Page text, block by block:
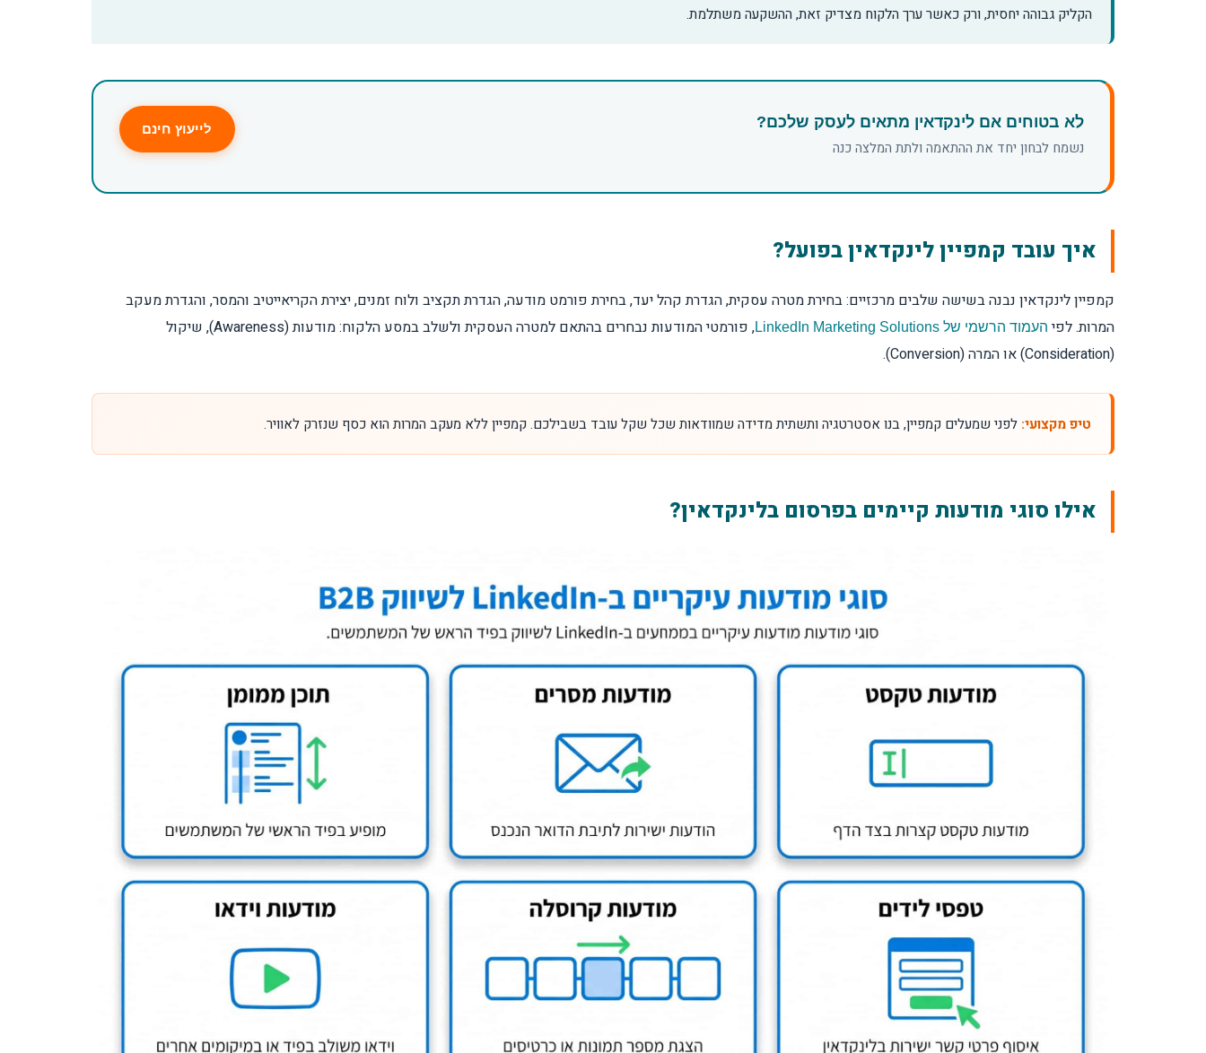
איך מודדים הצלחה של קמפיין?
איך לבחור ספק לניהול פרסום בלינקדאין?
הקליק גבוהה יחסית, ורק כאשר ערך הלקוח מצדיק זאת, ההשקעה משתלמת.
לא בטוחים אם לינקדאין מתאים לעסק שלכם?
נשמח לבחון יחד את ההתאמה ולתת המלצה כנה
לייעוץ חינם
איך עובד קמפיין לינקדאין בפועל?
קמפיין לינקדאין נבנה בשישה שלבים מרכזיים: בחירת מטרה עסקית, הגדרת קהל יעד, בחירת פורמט מודעה, הגדרת תקציב ולוח זמנים, יצירת הקריאייטיב והמסר, והגדרת מעקב
המרות. לפי העמוד הרשמי של LinkedIn Marketing Solutions
, פורמטי המודעות נבחרים בהתאם למטרה העסקית ולשלב במסע הלקוח: מודעות (Awareness), שיקול
(Consideration) או המרה (Conversion).
טיפ מקצועי: לפני שמעלים קמפיין, בנו אסטרטגיה ותשתית מדידה שמוודאות שכל שקל עובד בשבילכם. קמפיין ללא מעקב המרות הוא כסף שנזרק לאוויר.
אילו סוגי מודעות קיימים בפרסום בלינקדאין?